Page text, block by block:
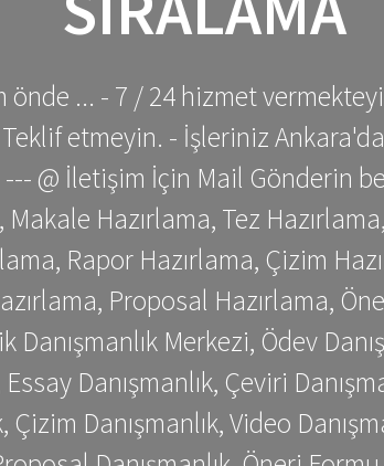
... - 7 / 24 hizmet
Teklif etmeyin. - İşleriniz
--- @ İletişim İçin Mail Gönderin
Hazırlama, Tez
Rapor Hazırlama, Çizim
Proposal Hazırlama,
Danışmanlık Merkezi, Ödev
Essay Danışmanlık, Çeviri
Çizim Danışmanlık, Video